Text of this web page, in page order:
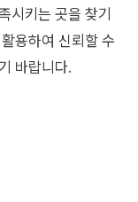
시키는 곳을 찾기
용하여 신뢰할 수
바랍니다.